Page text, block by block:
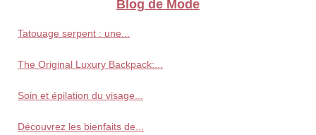
Blog de Mode
Tatouage serpent : une...
The Original Luxury Backpack:...
Soin et épilation du visage...
Découvrez les bienfaits de...